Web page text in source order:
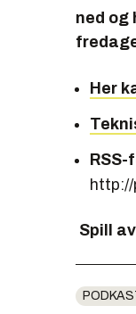
ned og
Her
RSS-
Spill